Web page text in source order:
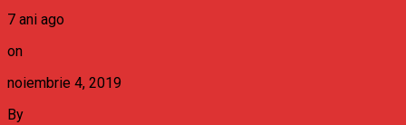
7 ani ago
on
noiembrie 4, 2019
By